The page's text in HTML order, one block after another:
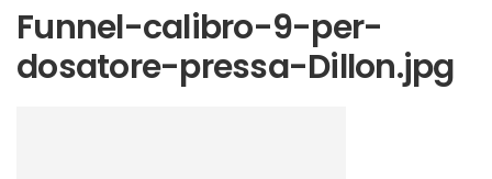
Funnel-calibro-9-per-
dosatore-pressa-Dillon.jpg